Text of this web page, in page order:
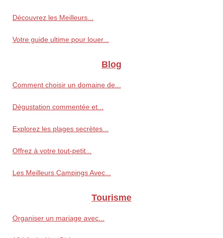
Découvrez les Meilleurs...
Votre guide ultime pour louer...
Blog
Comment choisir un domaine de...
Dégustation commentée et...
Explorez les plages secrètes...
Offrez à votre tout-petit...
Les Meilleurs Campings Avec...
Tourisme
Organiser un mariage avec...